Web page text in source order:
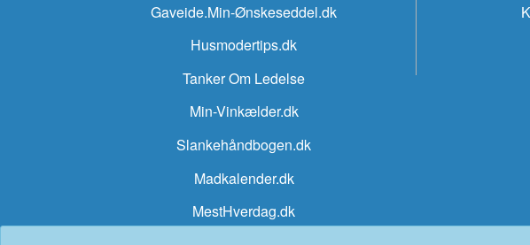
Gaveide.Min-Ønskeseddel.dk
Husmodertips.dk
Tanker Om Ledelse
Min-Vinkælder.dk
Slankehåndbogen.dk
Madkalender.dk
MestHverdag.dk